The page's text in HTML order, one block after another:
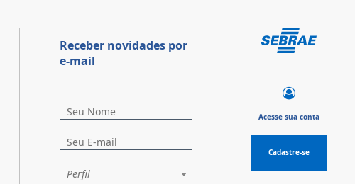
Receber novidades por
e-mail
Perfil
Acesse sua conta
Cadastre-se